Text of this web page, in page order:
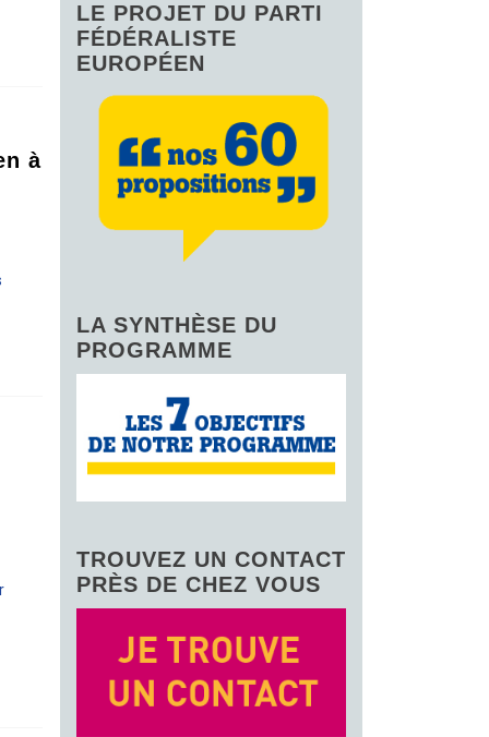
à
LE PROJET DU PARTI
FÉDÉRALISTE
EUROPÉEN
LA SYNTHÈSE DU
PROGRAMME
TROUVEZ UN CONTACT
PRÈS DE CHEZ VOUS